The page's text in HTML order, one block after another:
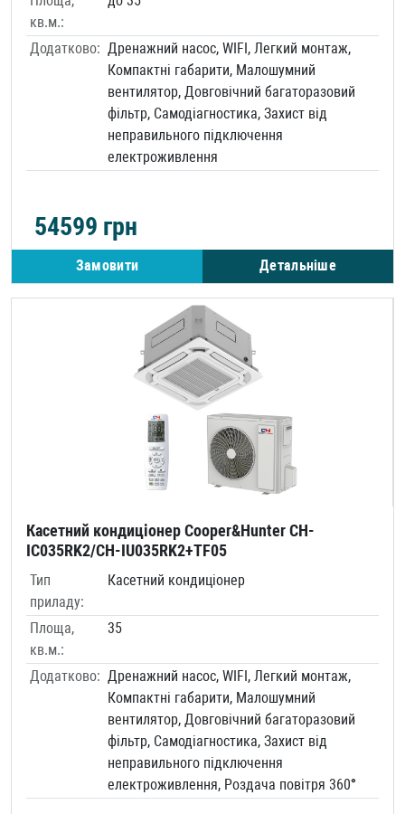
кв.м.:
Додатково: Дренажний насос, WIFI, Легкий монтаж,
Компактні габарити, Малошумний
вентилятор, Довговічний багаторазовий
фільтр, Самодіагностика, Захист від
неправильного підключення
електроживлення
54599 грн
Замовити Детальніше
Касетний кондиціонер Cooper&Hunter CH-
IC035RK2/CH-IU035RK2+TF05
Тип
приладу:
Касетний кондиціонер
Площа,
кв.м.:
35
Додатково: Дренажний насос, WIFI, Легкий монтаж,
Компактні габарити, Малошумний
вентилятор, Довговічний багаторазовий
фільтр, Самодіагностика, Захист від
неправильного підключення
електроживлення, Роздача повітря 360°